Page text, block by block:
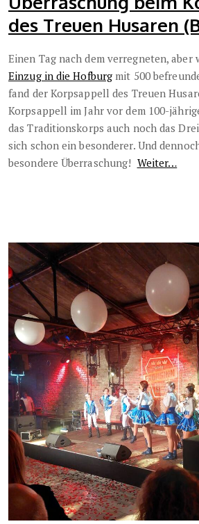
des Treuen Husaren
Einen Tag nach dem verregneten, aber
Einzug in die Hofburg mit 500
fand der Korpsappell des Treuen
Korpsappell im Jahr vor dem 100-
das Traditionskorps auch noch das
sich schon ein besonderer. Und
besondere Überraschung! Weiter…